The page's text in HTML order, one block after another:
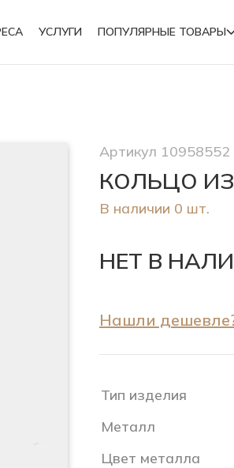
УСЛУГИ ПОПУЛЯРНЫЕ ТОВАРЫ
Броши
Артикул 10958552
КОЛЬЦО
В наличии 0 шт.
НЕТ В
Нашли
Тип изделия
Металл
Цвет металла